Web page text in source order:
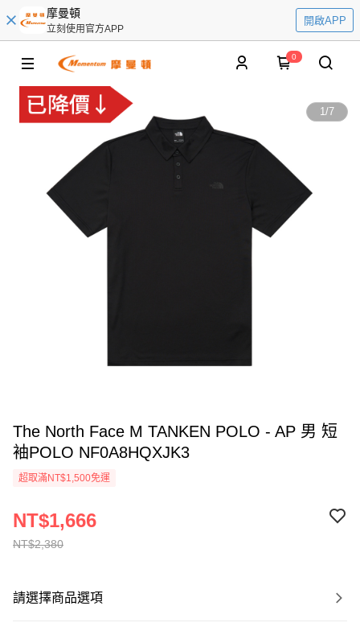
摩曼頓
立刻使用官方APP
開啟APP
0
1/7
The North Face M TANKEN POLO - AP 男 短
袖POLO NF0A8HQXJK3
超取滿NT$1,500免運
NT$2,380
NT$1,666
請選擇商品選項